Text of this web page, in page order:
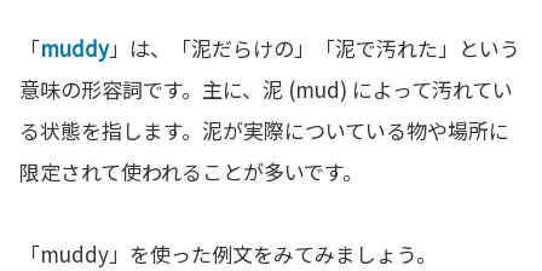
「muddy」は、「泥だらけの」「泥で汚れた」という
意味の形容詞です。主に、泥 (mud) によって汚れてい
る状態を指します。泥が実際についている物や場所に
限定されて使われることが多いです。
「muddy」を使った例文をみてみましょう。